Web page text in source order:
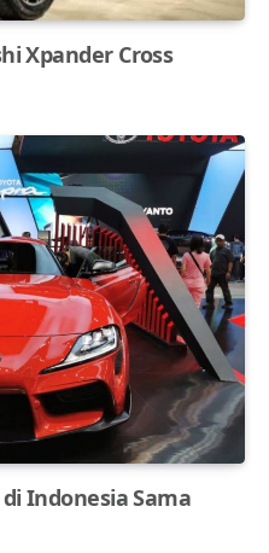
Xpander Cross
Indonesia Sama